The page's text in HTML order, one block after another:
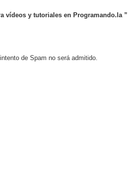
vídeos y tutoriales en Programando.la ”
de Spam no será admitido.